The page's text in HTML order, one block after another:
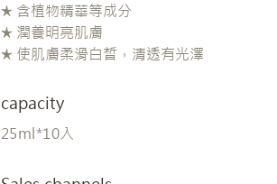
★ 含植物精華等成分
★ 潤養明亮肌膚
★ 使肌膚柔滑白皙，清透有光澤
capacity
25ml*10入